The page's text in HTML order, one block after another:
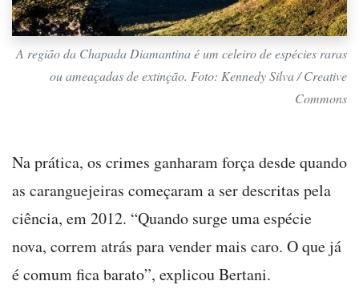
A região da Chapada Diamantina é um celeiro de espécies raras
ou ameaçadas de extinção. Foto: Kennedy Silva / Creative
Commons
Na prática, os crimes ganharam força desde quando
as caranguejeiras começaram a ser descritas pela
ciência, em 2012. “Quando surge uma espécie
nova, correm atrás para vender mais caro. O que já
é comum fica barato”, explicou Bertani.